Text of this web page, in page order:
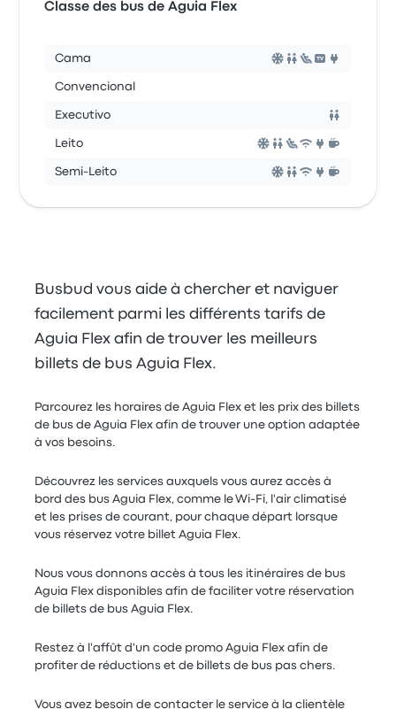
Classe des bus de Aguia Flex
Cama
Convencional
Executivo
Leito
Semi-Leito
Busbud vous aide à chercher et naviguer
facilement parmi les différents tarifs de
Aguia Flex afin de trouver les meilleurs
billets de bus Aguia Flex.
Parcourez les horaires de Aguia Flex et les prix des billets
de bus de Aguia Flex afin de trouver une option adaptée
à vos besoins.
Découvrez les services auxquels vous aurez accès à
bord des bus Aguia Flex, comme le Wi-Fi, l'air climatisé
et les prises de courant, pour chaque départ lorsque
vous réservez votre billet Aguia Flex.
Nous vous donnons accès à tous les itinéraires de bus
Aguia Flex disponibles afin de faciliter votre réservation
de billets de bus Aguia Flex.
Restez à l'affût d'un code promo Aguia Flex afin de
profiter de réductions et de billets de bus pas chers.
Vous avez besoin de contacter le service à la clientèle